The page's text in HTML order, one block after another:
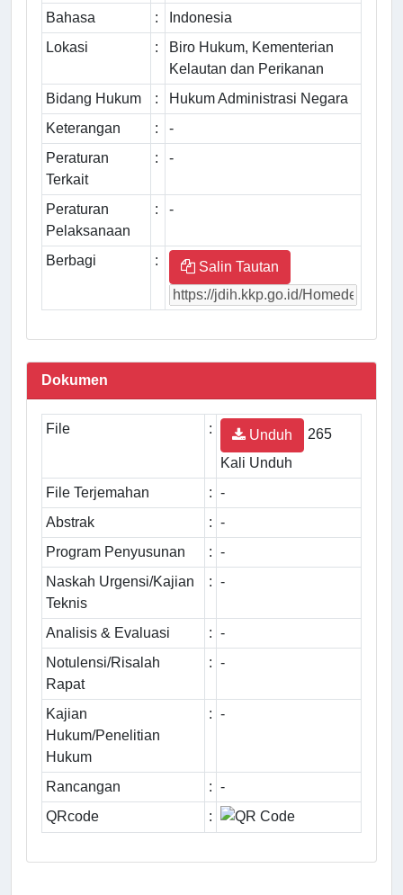
Bahasa :
Indonesia
Lokasi
:
Biro Hukum, Kementerian
Kelautan dan Perikanan
Bidang Hukum
:
Hukum Administrasi Negara
Keterangan
:
-
Peraturan
Terkait
: -
Peraturan
Pelaksanaan
: -
Berbagi : Salin Tautan
Dokumen
File : Unduh
265
Kali Unduh
File Terjemahan
: -
Abstrak
: -
Program Penyusunan
: -
Naskah Urgensi/Kajian
Teknis
: -
Analisis & Evaluasi : -
Notulensi/Risalah
Rapat
: -
Kajian
Hukum/Penelitian
Hukum
: -
Rancangan : -
QRcode
: